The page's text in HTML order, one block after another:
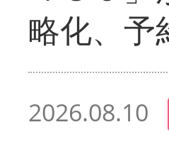
略化、予
2026.08.10